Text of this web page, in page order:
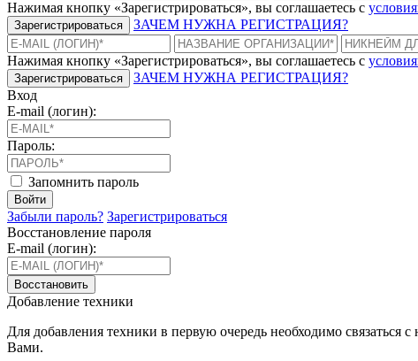
Нажимая кнопку «Зарегистрироваться», вы соглашаетесь с
Зарегистрироваться ЗАЧЕМ НУЖНА РЕГИСТРАЦИЯ?
Нажимая кнопку «Зарегистрироваться», вы соглашаетесь с
Зарегистрироваться
ЗАЧЕМ НУЖНА РЕГИСТРАЦИЯ?
Вход
E-mail (логин):
Пароль:
Запомнить пароль
Войти
Забыли пароль? Зарегистрироваться
Восстановление пароля
E-mail (логин):
Восстановить
Добавление техники
Для добавления техники в первую очередь необходимо
Вами.